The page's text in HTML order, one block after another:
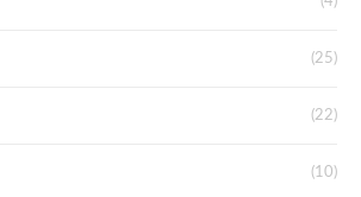
(25)
(22)
(10)